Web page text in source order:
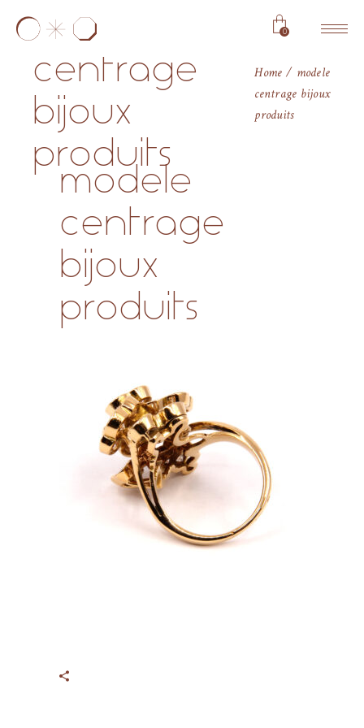
0
modele
centrage
bijoux
produits
Home
modele
centrage bijoux
produits
modele
centrage
bijoux
produits